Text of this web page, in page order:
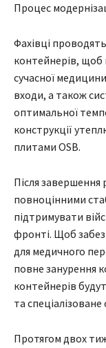
Процес
Фахівці
контейнерів, щоб
сучасної
входи, а також
оптимальної
конструкції
плитами OSB.
Після завершення
повноцінними
підтримувати
фронті. Щоб
для медичного
повне занурення
контейнерів
та
Протягом двох